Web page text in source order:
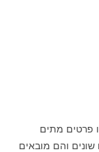
פרטים מתים
והם מובאים